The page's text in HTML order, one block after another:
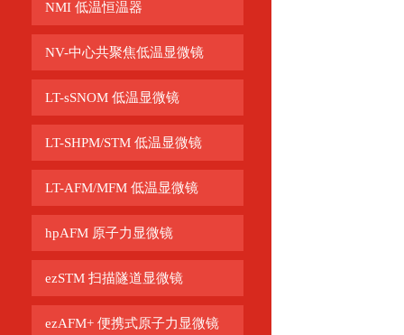
NMI 低温恒温器
NV-中心共聚焦低温显微镜
LT-sSNOM 低温显微镜
LT-SHPM/STM 低温显微镜
LT-AFM/MFM 低温显微镜
hpAFM 原子力显微镜
ezSTM 扫描隧道显微镜
ezAFM+ 便携式原子力显微镜